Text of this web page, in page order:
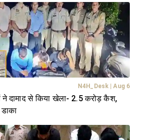
N4H_Desk Aug 6
ने दामाद से किया खेला- 2.5 करोड़ कैश,